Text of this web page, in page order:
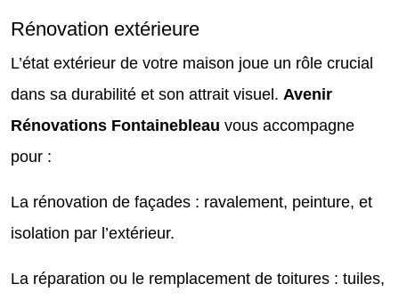
Rénovation extérieure
L’état extérieur de votre maison joue un rôle crucial
dans sa durabilité et son attrait visuel. Avenir
Rénovations Fontainebleau vous accompagne
pour :
La rénovation de façades : ravalement, peinture, et
isolation par l’extérieur.
La réparation ou le remplacement de toitures : tuiles,